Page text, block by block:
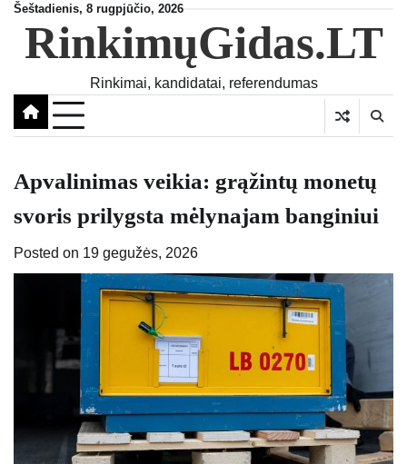
Skip
content
Šeštadienis, 8 rugpjūčio, 2026
RinkimųGidas.LT
Rinkimai, kandidatai, referendumas
Apvalinimas veikia: grąžintų monetų
svoris prilygsta mėlynajam banginiui
Posted on 19 gegužės, 2026